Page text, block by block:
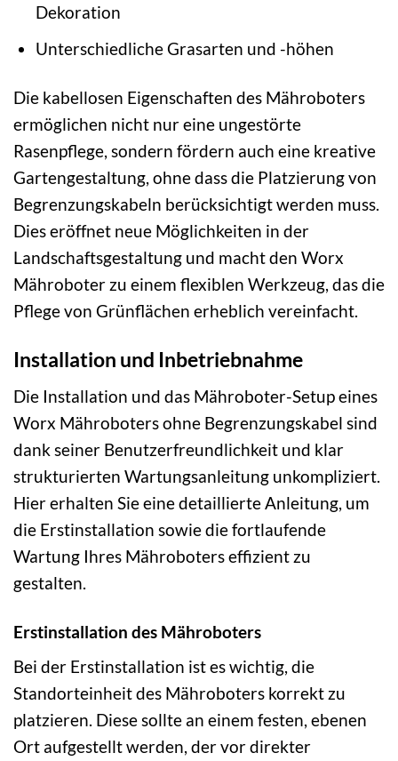
Dekoration
Unterschiedliche Grasarten und -höhen
Die kabellosen Eigenschaften des Mähroboters
ermöglichen nicht nur eine ungestörte
Rasenpflege, sondern fördern auch eine kreative
Gartengestaltung, ohne dass die Platzierung von
Begrenzungskabeln berücksichtigt werden muss.
Dies eröffnet neue Möglichkeiten in der
Landschaftsgestaltung und macht den Worx
Mähroboter zu einem flexiblen Werkzeug, das die
Pflege von Grünflächen erheblich vereinfacht.
Installation und Inbetriebnahme
Die Installation und das Mähroboter-Setup eines
Worx Mähroboters ohne Begrenzungskabel sind
dank seiner Benutzerfreundlichkeit und klar
strukturierten Wartungsanleitung unkompliziert.
Hier erhalten Sie eine detaillierte Anleitung, um
die Erstinstallation sowie die fortlaufende
Wartung Ihres Mähroboters effizient zu
gestalten.
Erstinstallation des Mähroboters
Bei der Erstinstallation ist es wichtig, die
Standorteinheit des Mähroboters korrekt zu
platzieren. Diese sollte an einem festen, ebenen
Ort aufgestellt werden, der vor direkter